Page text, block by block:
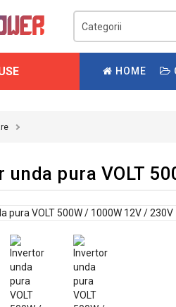
HOME
unda pura VOLT